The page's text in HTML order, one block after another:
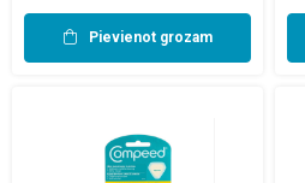
Pievienot grozam